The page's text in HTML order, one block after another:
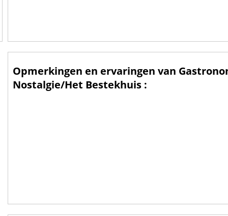
Opmerkingen en ervaringen van
Nostalgie/Het Bestekhuis :